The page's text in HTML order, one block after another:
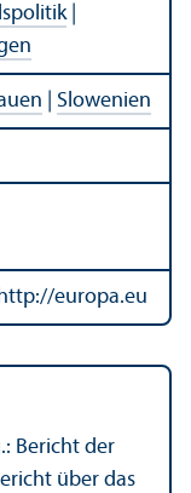
|
Slowenien
europa.eu
Bericht der
über das